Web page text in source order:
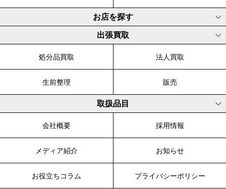
お店を探す
出張買取
処分品買取 法人買取
生前整理 販売
取扱品目
会社概要 採用情報
メディア紹介 お知らせ
お役立ちコラム プライバシーポリシー